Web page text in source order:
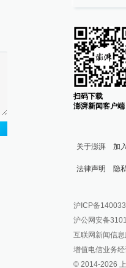
扫码下载
澎湃新闻客户端
关于澎湃 加
法律声明 隐
报料邮箱:
沪ICP备
沪公网安备
互联网新闻信
增值电信业务
© 2014-2026